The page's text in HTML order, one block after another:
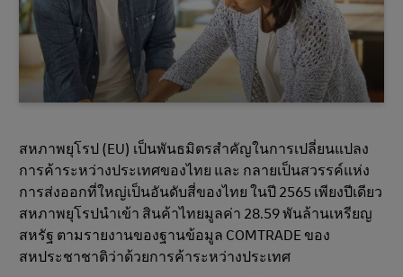
สหภาพยุโรป (EU) เป็นพันธมิตรสําคัญในการเปลี่ยนแปลง
การค้าระหว่างประเทศของไทย และ กลายเป็นสวรรค์แห่ง
การส่งออกที่ใหญ่เป็นอันดับสี่ของไทย ในปี 2565 เพียงปีเดียว
สหภาพยุโรปนําเข้า สินค้าไทยมูลค่า 28.59 พันล้านเหรียญ
สหรัฐ ตามรายงานของฐานข้อมูล COMTRADE ของ
สหประชาชาติว่าด้วยการค้าระหว่างประเทศ